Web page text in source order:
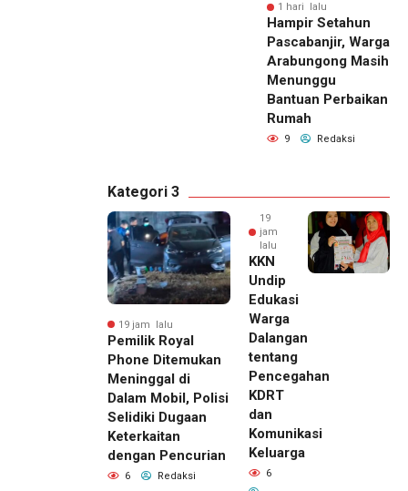
1 hari lalu
Hampir Setahun
Pascabanjir, Warga
Arabungong Masih
Menunggu
Bantuan Perbaikan
Rumah
9 Redaksi
Kategori 3
19 jam lalu
Pemilik Royal
Phone Ditemukan
Meninggal di
Dalam Mobil, Polisi
Selidiki Dugaan
Keterkaitan
dengan Pencurian
6 Redaksi
19
jam
lalu
KKN
Undip
Edukasi
Warga
Dalangan
tentang
Pencegahan
KDRT
dan
Komunikasi
Keluarga
6